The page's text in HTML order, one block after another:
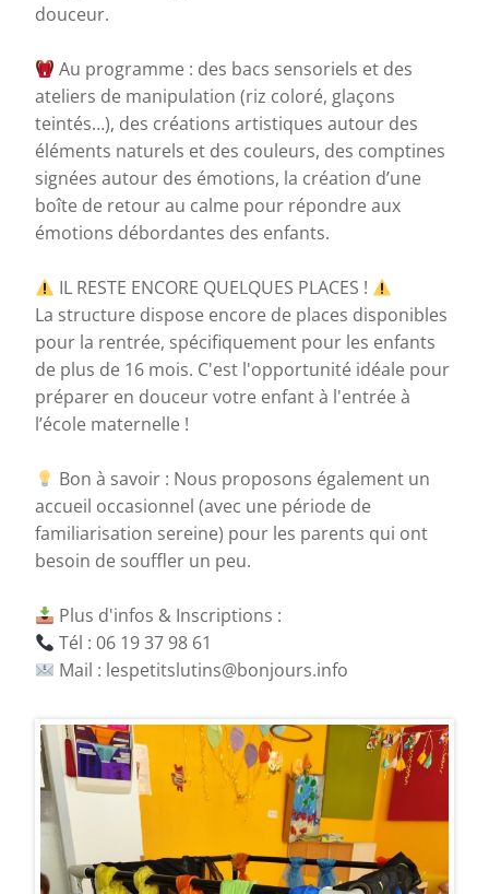
douceur.
Au programme : des bacs sensoriels et des
ateliers de manipulation (riz coloré, glaçons
teintés…), des créations artistiques autour des
éléments naturels et des couleurs, des comptines
signées autour des émotions, la création d’une
boîte de retour au calme pour répondre aux
émotions débordantes des enfants.
IL RESTE ENCORE QUELQUES PLACES !
La structure dispose encore de places disponibles
pour la rentrée, spécifiquement pour les enfants
de plus de 16 mois. C'est l'opportunité idéale pour
préparer en douceur votre enfant à l'entrée à
l’école maternelle !
Bon à savoir : Nous proposons également un
accueil occasionnel (avec une période de
familiarisation sereine) pour les parents qui ont
besoin de souffler un peu.
Plus d'infos & Inscriptions :
Tél : 06 19 37 98 61
Mail : lespetitslutins@bonjours.info